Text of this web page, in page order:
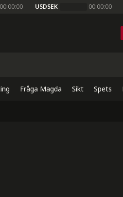
00:00:00 USDSEK 00:00:00
Fråga Magda Sikt Spets